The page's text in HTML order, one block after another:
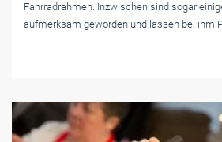
Fahrradrahmen. Inzwischen sind sogar
aufmerksam geworden und lassen bei ihm